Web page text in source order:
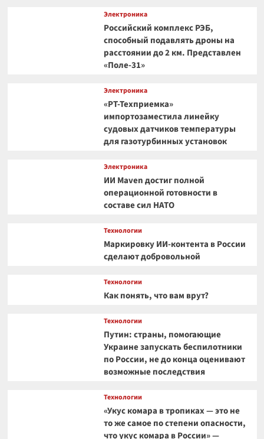
Электроника
Российский комплекс РЭБ,
способный подавлять дроны на
расстоянии до 2 км. Представлен
«Поле-31»
Электроника
«РТ-Техприемка»
импортозаместила линейку
судовых датчиков температуры
для газотурбинных установок
Электроника
ИИ Maven достиг полной
операционной готовности в
составе сил НАТО
Технологии
Маркировку ИИ-контента в России
сделают добровольной
Технологии
Как понять, что вам врут?
Технологии
Путин: страны, помогающие
Украине запускать беспилотники
по России, не до конца оценивают
возможные последствия
Технологии
«Укус комара в тропиках — это не
то же самое по степени опасности,
что укус комара в России» —